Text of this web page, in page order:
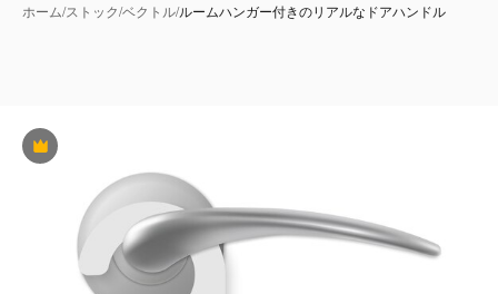
ホーム/ストック/ベクトル/ルームハンガー付きのリアルなドアハンドル
Premium